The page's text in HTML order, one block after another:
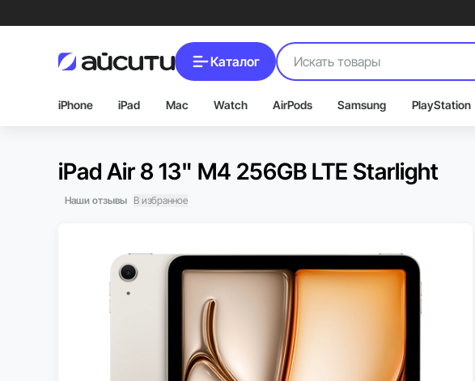
Каталог
iPhone iPad Mac Watch AirPods Samsung PlayStation
iPad Air 8 13" M4 256GB LTE Starlight
Наши отзывы В избранное